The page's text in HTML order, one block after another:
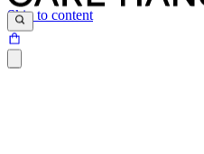
Skip to content